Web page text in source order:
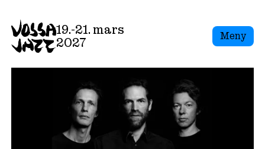
19.-21. mars
2027
Meny